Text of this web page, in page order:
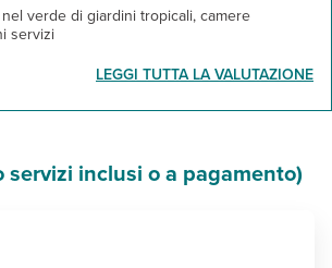
verde di giardini tropicali, camere
servizi
LEGGI TUTTA LA VALUTAZIONE
servizi inclusi o a pagamento)